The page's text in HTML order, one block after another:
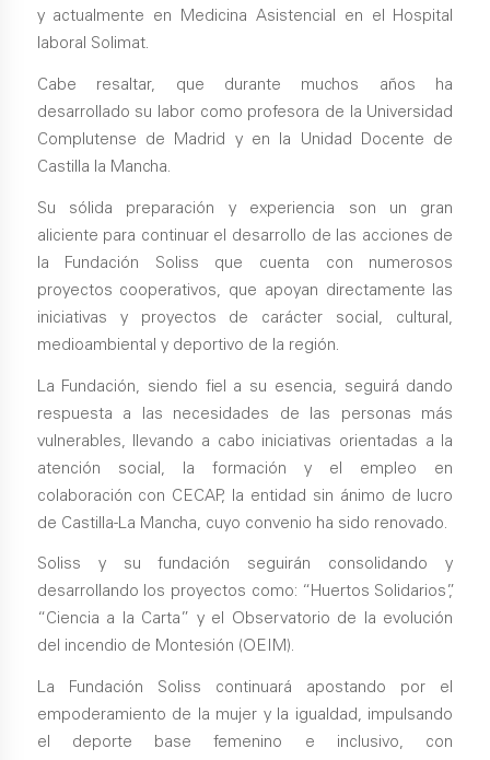
y actualmente en Medicina Asistencial en el Hospital
laboral Solimat.
Cabe resaltar, que durante muchos años ha
desarrollado su labor como profesora de la Universidad
Complutense de Madrid y en la Unidad Docente de
Castilla la Mancha.
Su sólida preparación y experiencia son un gran
aliciente para continuar el desarrollo de las acciones de
la Fundación Soliss que cuenta con numerosos
proyectos cooperativos, que apoyan directamente las
iniciativas y proyectos de carácter social, cultural,
medioambiental y deportivo de la región.
La Fundación, siendo fiel a su esencia, seguirá dando
respuesta a las necesidades de las personas más
vulnerables, llevando a cabo iniciativas orientadas a la
atención social, la formación y el empleo en
colaboración con CECAP, la entidad sin ánimo de lucro
de Castilla-La Mancha, cuyo convenio ha sido renovado.
Soliss y su fundación seguirán consolidando y
desarrollando los proyectos como: “Huertos Solidarios”,
“Ciencia a la Carta” y el Observatorio de la evolución
del incendio de Montesión (OEIM).
La Fundación Soliss continuará apostando por el
empoderamiento de la mujer y la igualdad, impulsando
el deporte base femenino e inclusivo, con